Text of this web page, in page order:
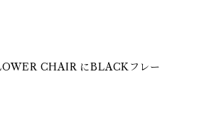
CHAIR にBLACKフレー